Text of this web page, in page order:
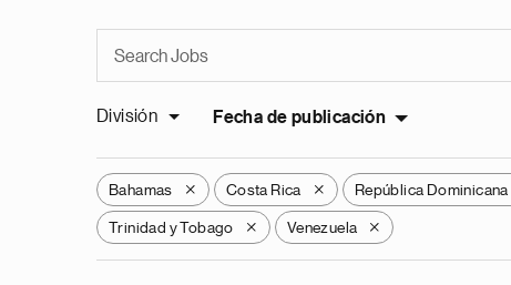
División Fecha de publicación
Bahamas X Costa Rica X República Dominicana
Trinidad y Tobago X Venezuela X